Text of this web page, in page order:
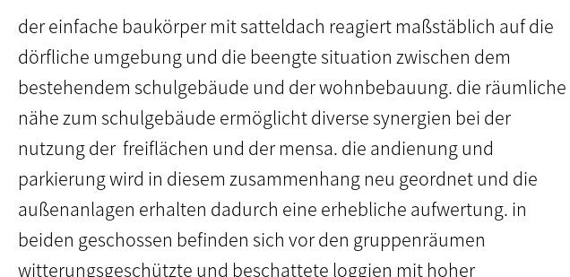
der einfache baukörper mit satteldach reagiert maßstäblich auf die
dörfliche umgebung und die beengte situation zwischen dem
bestehendem schulgebäude und der wohnbebauung. die räumliche
nähe zum schulgebäude ermöglicht diverse synergien bei der
nutzung der freiflächen und der mensa. die andienung und
parkierung wird in diesem zusammenhang neu geordnet und die
außenanlagen erhalten dadurch eine erhebliche aufwertung. in
beiden geschossen befinden sich vor den gruppenräumen
witterungsgeschützte und beschattete loggien mit hoher